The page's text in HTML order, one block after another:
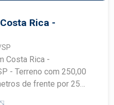
Rica -
Costa Rica -
- Terreno com 250,00
de frente por 25